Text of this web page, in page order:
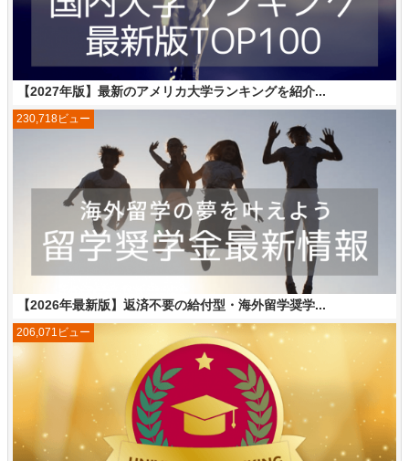
【2027年版】最新のアメリカ大学ランキングを紹介...
【2026年最新版】返済不要の給付型・海外留学奨学...
230,718ビュー
206,071ビュー